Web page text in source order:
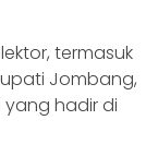
termasuk
Jombang,
hadir di